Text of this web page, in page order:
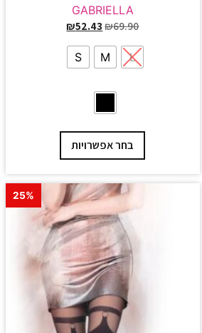
GABRIELLA
₪69.90
₪52.43
L
M
S
בחר אפשרויות
25%